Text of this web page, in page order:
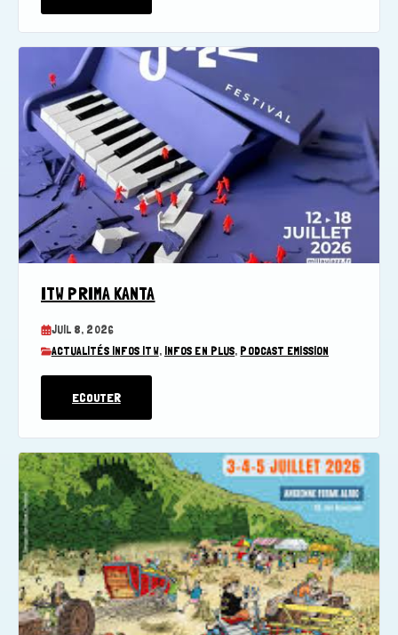
ITW PRIMA KANTA
JUIL 8, 2026
ACTUALITÉS INFOS ITW, INFOS EN PLUS, PODCAST EMISSION
ECOUTER